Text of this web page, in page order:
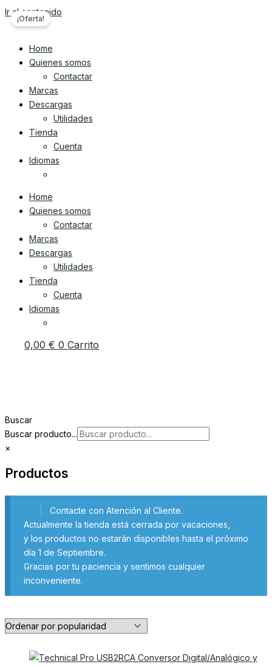
Ir al contenido
Home
Quienes somos
Contactar
Marcas
Descargas
Utilidades
Tienda
Cuenta
Idiomas
Home
Quienes somos
Contactar
Marcas
Descargas
Utilidades
Tienda
Cuenta
Idiomas
0,00 € 0 Carrito
Buscar
Buscar producto...
×
Productos
Contacte con Atención al Cliente.
Actualmente la tienda está cerrada por vacaciones,
y los productos no estarán disponibles hasta el próximo
día 1 de Septiembre.
Gracias por tu paciencia y sentimos cualquier
inconveniente.
¡Oferta!